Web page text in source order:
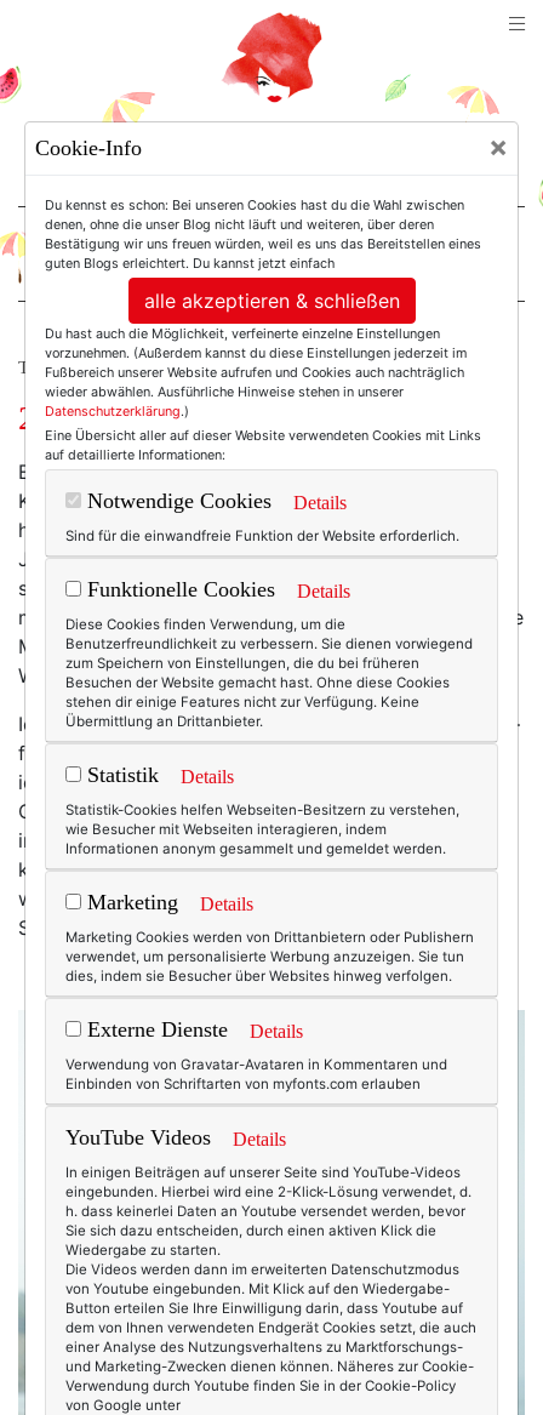
For Women. Not Girls.
TEXTERELLA LIEBT DAS LEBEN.
2024: Lasst uns der Freude folgen!
Es ist schon ein paar Jahre her, da erzählte mir eine
Kollegin von dem Sabbatical, das sie plante. Urlaub
hatte sie bereits angespart, Geld schon seit ein paar
Jahren zur Seite gelegt, Sonderurlaub beantragt. Bald
sollte es losgehen: Ein halbes Jahr ohne Tretmühle,
morgendlichen Stau, mehr oder eher weniger effiziente
Meetings. Ohne „Nine to five“ und „Hoch die Hände –
Wochenende!“. Sechs Monate nur für sie selbst.
Ich fand die Idee eines Sabbatjahres einerseits genial –
für mich persönlich aber … nunja … überflüssig. Hey,
ich hatte den tollsten Job der Welt, mich selbst als
Chefin, einen Arbeitsweg von zirka 10 Sekunden, saß
im Büro mit dem schönsten Blick ins Ampertal und
konnte in meinem Arbeitsleben schalten und walten
wie ich wollte. Für was, bitte schön, sollte ich ein
Sabbatical nehmen?
Cookie-Info ×
Du kennst es schon: Bei unseren Cookies hast du die Wahl zwischen
denen, ohne die unser Blog nicht läuft und weiteren, über deren
Bestätigung wir uns freuen würden, weil es uns das Bereitstellen eines
guten Blogs erleichtert. Du kannst jetzt einfach
alle akzeptieren & schließen
Du hast auch die Möglichkeit, verfeinerte einzelne Einstellungen
vorzunehmen. (Außerdem kannst du diese Einstellungen jederzeit im
Fußbereich unserer Website aufrufen und Cookies auch nachträglich
wieder abwählen. Ausführliche Hinweise stehen in unserer
Datenschutzerklärung.)
Eine Übersicht aller auf dieser Website verwendeten Cookies mit Links
auf detaillierte Informationen:
Notwendige Cookies Details
Sind für die einwandfreie Funktion der Website erforderlich.
Funktionelle Cookies Details
Diese Cookies finden Verwendung, um die
Benutzerfreundlichkeit zu verbessern. Sie dienen vorwiegend
zum Speichern von Einstellungen, die du bei früheren
Besuchen der Website gemacht hast. Ohne diese Cookies
stehen dir einige Features nicht zur Verfügung. Keine
Übermittlung an Drittanbieter.
Statistik Details
Statistik-Cookies helfen Webseiten-Besitzern zu verstehen,
wie Besucher mit Webseiten interagieren, indem
Informationen anonym gesammelt und gemeldet werden.
Marketing Details
Marketing Cookies werden von Drittanbietern oder Publishern
verwendet, um personalisierte Werbung anzuzeigen. Sie tun
dies, indem sie Besucher über Websites hinweg verfolgen.
Externe Dienste Details
Verwendung von Gravatar-Avataren in Kommentaren und
Einbinden von Schriftarten von myfonts.com erlauben
YouTube Videos Details
In einigen Beiträgen auf unserer Seite sind YouTube-Videos
eingebunden. Hierbei wird eine 2-Klick-Lösung verwendet, d.
h. dass keinerlei Daten an Youtube versendet werden, bevor
Sie sich dazu entscheiden, durch einen aktiven Klick die
Wiedergabe zu starten.
Die Videos werden dann im erweiterten Datenschutzmodus
von Youtube eingebunden. Mit Klick auf den Wiedergabe-
Button erteilen Sie Ihre Einwilligung darin, dass Youtube auf
dem von Ihnen verwendeten Endgerät Cookies setzt, die auch
einer Analyse des Nutzungsverhaltens zu Marktforschungs-
und Marketing-Zwecken dienen können. Näheres zur Cookie-
Verwendung durch Youtube finden Sie in der Cookie-Policy
von Google unter